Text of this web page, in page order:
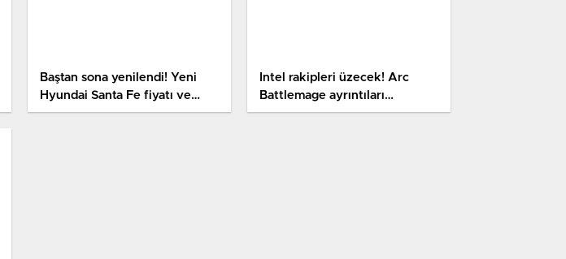
Baştan sona yenilendi! Yeni
Hyundai Santa Fe fiyatı ve
özellikleri
Intel rakipleri üzecek! Arc
Battlemage ayrıntıları
muhakkak oldu